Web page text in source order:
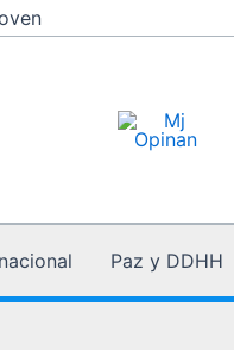
Paz y DDHH